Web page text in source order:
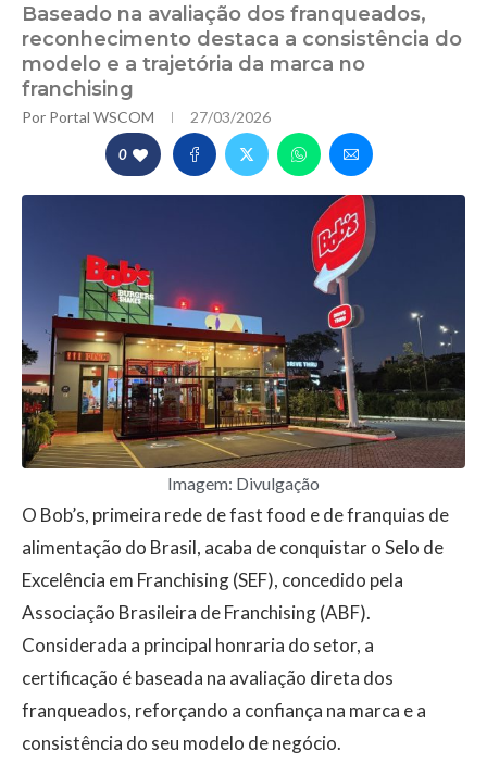
Baseado na avaliação dos franqueados,
reconhecimento destaca a consistência do
modelo e a trajetória da marca no
franchising
Por Portal WSCOM 27/03/2026
0
Imagem: Divulgação
O Bob’s, primeira rede de fast food e de franquias de
alimentação do Brasil, acaba de conquistar o Selo de
Excelência em Franchising (SEF), concedido pela
Associação Brasileira de Franchising (ABF).
Considerada a principal honraria do setor, a
certificação é baseada na avaliação direta dos
franqueados, reforçando a confiança na marca e a
consistência do seu modelo de negócio.